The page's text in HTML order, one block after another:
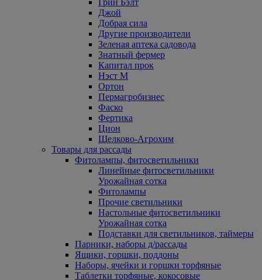
Грин Бэлт
Джой
Добрая сила
Другие производители
Зеленая аптека садовода
Знатный фермер
Капитал прок
Нэст М
Ортон
Пермагробизнес
Фаско
Фертика
Цион
Щелково-Агрохим
Товары для рассады
Фитолампы, фитосветильники
Линейные фитосветильники
Урожайная сотка
Фитолампы
Прочие светильники
Настольные фитосветильники
Урожайная сотка
Подставки для светильников, таймеры
Парники, наборы д/рассады
Ящики, горшки, поддоны
Наборы, ячейки и горшки торфяные
Таблетки торфяные, кокосовые